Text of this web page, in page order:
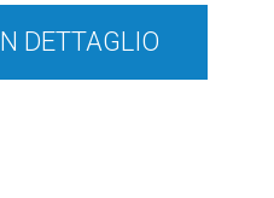
DETTAGLIO